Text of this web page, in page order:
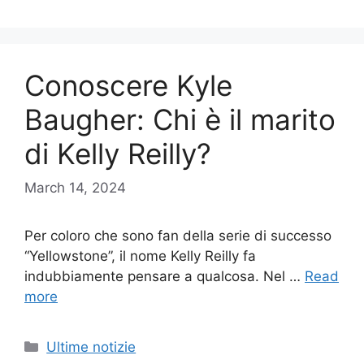
Conoscere Kyle
Baugher: Chi è il marito
di Kelly Reilly?
March 14, 2024
Per coloro che sono fan della serie di successo
“Yellowstone”, il nome Kelly Reilly fa
indubbiamente pensare a qualcosa. Nel … Read
more
Categories
Ultime notizie